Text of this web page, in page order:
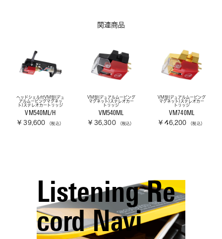
関連商品
ヘッドシェル付VM型(デュ
アルムービングマグネッ
ト)ステレオカートリッジ
VM540ML/H
¥ 39,600 （税込）
VM型(デュアルムービング
マグネット)ステレオカー
トリッジ
VM540ML
¥ 36,300 （税込）
VM型(デュアルムービング
マグネット)ステレオカー
トリッジ
VM740ML
¥ 46,200 （税込）
Listening Re
cord Navi